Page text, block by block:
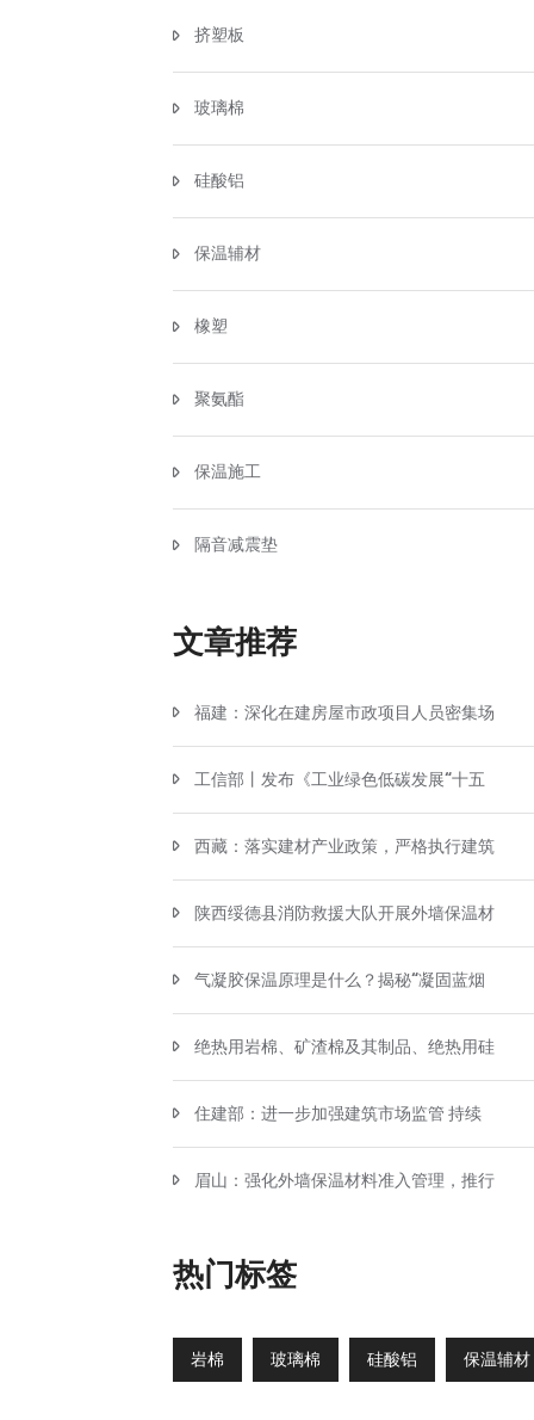
挤塑板
玻璃棉
硅酸铝
保温辅材
橡塑
聚氨酯
保温施工
隔音减震垫
文章推荐
福建：深化在建房屋市政项目人员密集场
工信部丨发布《工业绿色低碳发展“十五
西藏：落实建材产业政策，严格执行建筑
陕西绥德县消防救援大队开展外墙保温材
气凝胶保温原理是什么？揭秘“凝固蓝烟
绝热用岩棉、矿渣棉及其制品、绝热用硅
住建部：进一步加强建筑市场监管 持续
眉山：强化外墙保温材料准入管理，推行
热门标签
岩棉 玻璃棉 硅酸铝 保温辅材